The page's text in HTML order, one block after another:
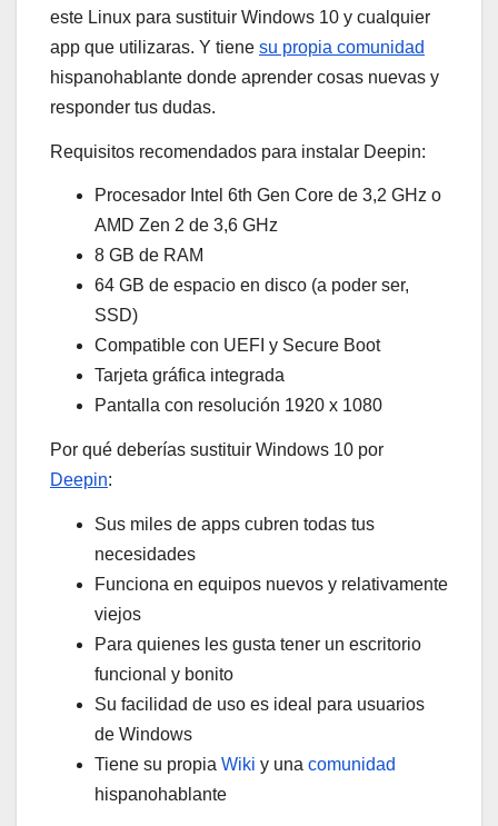
este Linux para sustituir Windows 10 y cualquier
app que utilizaras. Y tiene su propia comunidad
hispanohablante donde aprender cosas nuevas y
responder tus dudas.
Requisitos recomendados para instalar Deepin:
Procesador Intel 6th Gen Core de 3,2 GHz o
AMD Zen 2 de 3,6 GHz
8 GB de RAM
64 GB de espacio en disco (a poder ser,
SSD)
Compatible con UEFI y Secure Boot
Tarjeta gráfica integrada
Pantalla con resolución 1920 x 1080
Por qué deberías sustituir Windows 10 por
Deepin:
Sus miles de apps cubren todas tus
necesidades
Funciona en equipos nuevos y relativamente
viejos
Para quienes les gusta tener un escritorio
funcional y bonito
Su facilidad de uso es ideal para usuarios
de Windows
Tiene su propia Wiki y una comunidad
hispanohablante